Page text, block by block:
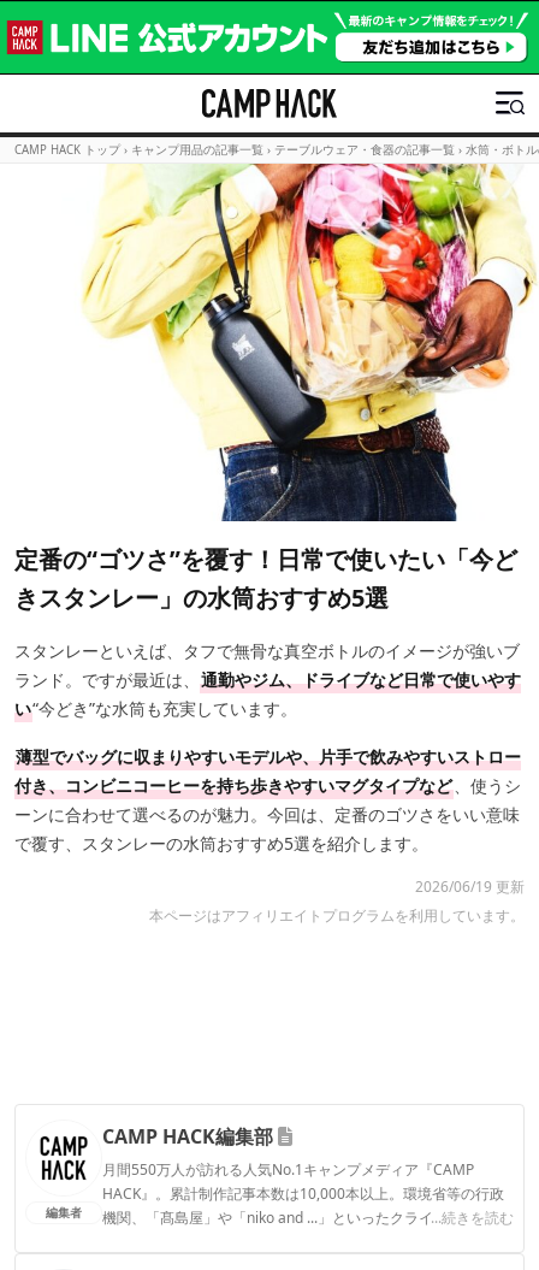
CAMP HACK トップ › キャンプ用品の記事一覧 › テーブルウェア・食器の記事一覧 › 水筒・ボト
定番の“ゴツさ”を覆す！日常で使いたい「今ど
きスタンレー」の水筒おすすめ5選
スタンレーといえば、タフで無骨な真空ボトルのイメージが強いブ
ランド。ですが最近は、 通勤やジム、ドライブなど日常で使いやす
い“今どき”な水筒も充実しています。
薄型でバッグに収まりやすいモデルや、片手で飲みやすいストロー
付き、コンビニコーヒーを持ち歩きやすいマグタイプなど、使うシ
ーンに合わせて選べるのが魅力。今回は、定番のゴツさをいい意味
で覆す、スタンレーの水筒おすすめ5選を紹介します。
2026/06/19 更新
本ページはアフィリエイトプログラムを利用しています。
編集者
CAMP HACK編集部
月間550万人が訪れる人気No.1キャンプメディア『CAMP
HACK』。累計制作記事本数は10,000本以上。環境省等の行政
機関、「髙島屋」や「niko and ...」といったクライアントとの
...続きを読む